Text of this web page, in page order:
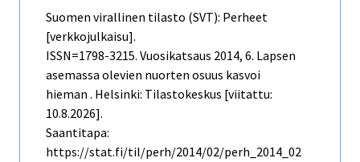
Suomen virallinen tilasto (SVT): Perheet
[verkkojulkaisu].
ISSN=1798-3215. Vuosikatsaus 2014, 6. Lapsen
asemassa olevien nuorten osuus kasvoi
hieman . Helsinki: Tilastokeskus [viitattu:
10.8.2026].
Saantitapa:
https://stat.fi/til/perh/2014/02/perh_2014_02